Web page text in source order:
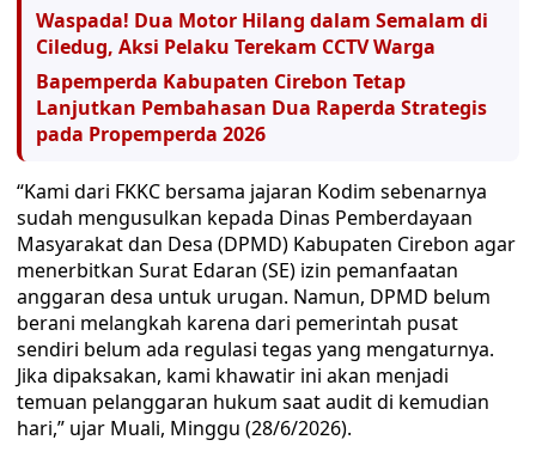
Waspada! Dua Motor Hilang dalam Semalam di
Ciledug, Aksi Pelaku Terekam CCTV Warga
Bapemperda Kabupaten Cirebon Tetap
Lanjutkan Pembahasan Dua Raperda Strategis
pada Propemperda 2026
“Kami dari FKKC bersama jajaran Kodim sebenarnya
sudah mengusulkan kepada Dinas Pemberdayaan
Masyarakat dan Desa (DPMD) Kabupaten Cirebon agar
menerbitkan Surat Edaran (SE) izin pemanfaatan
anggaran desa untuk urugan. Namun, DPMD belum
berani melangkah karena dari pemerintah pusat
sendiri belum ada regulasi tegas yang mengaturnya.
Jika dipaksakan, kami khawatir ini akan menjadi
temuan pelanggaran hukum saat audit di kemudian
hari,” ujar Muali, Minggu (28/6/2026).